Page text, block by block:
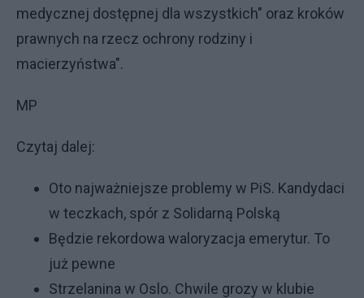
medycznej dostępnej dla wszystkich" oraz kroków
prawnych na rzecz ochrony rodziny i
macierzyństwa".
MP
Czytaj dalej:
Oto najważniejsze problemy w PiS. Kandydaci
w teczkach, spór z Solidarną Polską
Będzie rekordowa waloryzacja emerytur. To
już pewne
Strzelanina w Oslo. Chwile grozy w klubie